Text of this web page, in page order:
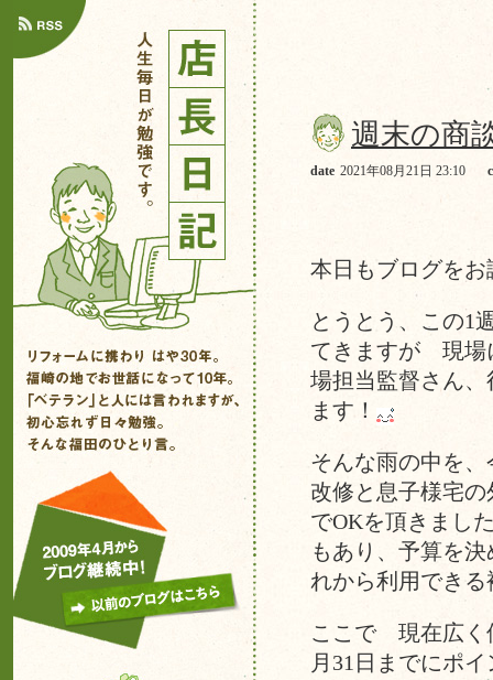
週末の商
date 2021年08月21日 23:10
本日もブログを
とうとう、この
てきますが 現場
場担当監督さん
ます！
そんな雨の中を
改修と息子様宅
でOKを頂きまし
もあり、予算を
れから利用でき
ここで 現在広
月31日までにポ